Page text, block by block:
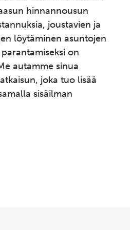
hinnannousun
joustavien ja
löytäminen asuntojen
on
autamme sinua
joka tuo lisää
sisäilman